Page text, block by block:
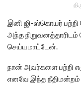
இனி ஜி-ஸ்கொயர் பற்றி
அந்த நிறுவனத்தாரிடம்
செய்யமாட்டேன்.
நான் அவர்களை பற்றி
எனவே இந்த நீதிமன்றம்